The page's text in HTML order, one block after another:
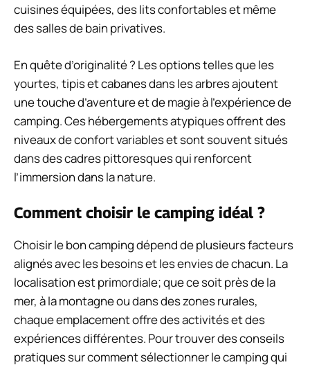
cuisines équipées, des lits confortables et même
des salles de bain privatives.
En quête d’originalité ? Les options telles que les
yourtes, tipis et cabanes dans les arbres ajoutent
une touche d’aventure et de magie à l’expérience de
camping. Ces hébergements atypiques offrent des
niveaux de confort variables et sont souvent situés
dans des cadres pittoresques qui renforcent
l’immersion dans la nature.
Comment choisir le camping idéal ?
Choisir le bon camping dépend de plusieurs facteurs
alignés avec les besoins et les envies de chacun. La
localisation est primordiale; que ce soit près de la
mer, à la montagne ou dans des zones rurales,
chaque emplacement offre des activités et des
expériences différentes. Pour trouver des conseils
pratiques sur comment sélectionner le camping qui